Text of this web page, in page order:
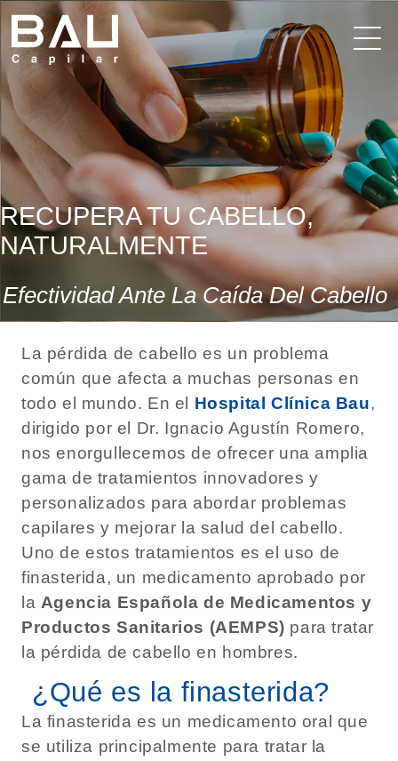
RECUPERA TU CABELLO,
NATURALMENTE
Efectividad Ante La Caída Del Cabello
La pérdida de cabello es un problema
común que afecta a muchas personas en
todo el mundo. En el Hospital Clínica Bau,
dirigido por el Dr. Ignacio Agustín Romero,
nos enorgullecemos de ofrecer una amplia
gama de tratamientos innovadores y
personalizados para abordar problemas
capilares y mejorar la salud del cabello.
Uno de estos tratamientos es el uso de
finasterida, un medicamento aprobado por
la Agencia Española de Medicamentos y
Productos Sanitarios (AEMPS) para tratar
la pérdida de cabello en hombres.
¿Qué es la finasterida?
La finasterida es un medicamento oral que
se utiliza principalmente para tratar la